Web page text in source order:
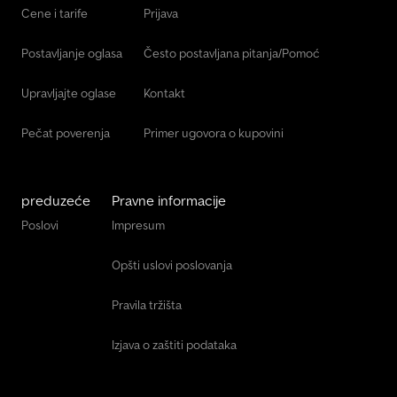
Cene i tarife
Postavljanje oglasa
Upravljajte oglase
Pečat poverenja
Prijava
Često postavljana pitanja/Pomoć
Kontakt
Primer ugovora o kupovini
preduzeće
Poslovi
Pravne informacije
Impresum
Opšti uslovi poslovanja
Pravila tržišta
Izjava o zaštiti podataka